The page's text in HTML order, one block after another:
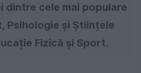
dintre cele mai populare
Psihologie și Științele
Fizică și Sport.